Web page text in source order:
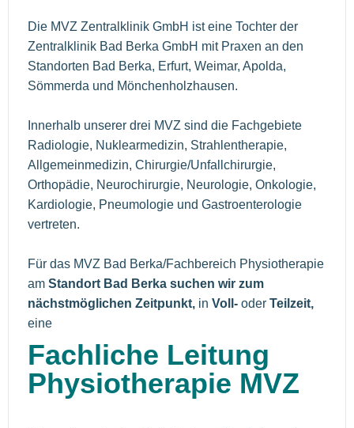
Die MVZ Zentralklinik GmbH ist eine Tochter der
Zentralklinik Bad Berka GmbH mit Praxen an den
Standorten Bad Berka, Erfurt, Weimar, Apolda,
Sömmerda und Mönchenholzhausen.
Innerhalb unserer drei MVZ sind die Fachgebiete
Radiologie, Nuklearmedizin, Strahlentherapie,
Allgemeinmedizin, Chirurgie/Unfallchirurgie,
Orthopädie, Neurochirurgie, Neurologie, Onkologie,
Kardiologie, Pneumologie und Gastroenterologie
vertreten.
Für das MVZ Bad Berka/Fachbereich Physiotherapie
am Standort Bad Berka suchen wir zum
nächstmöglichen Zeitpunkt, in Voll- oder Teilzeit,
eine
Fachliche Leitung
Physiotherapie MVZ